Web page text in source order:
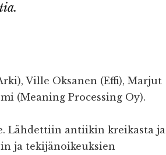
Ville Oksanen (Effi), Marjut
(Meaning Processing Oy).
Lähdettiin antiikin kreikasta ja
ja tekijänoikeuksien